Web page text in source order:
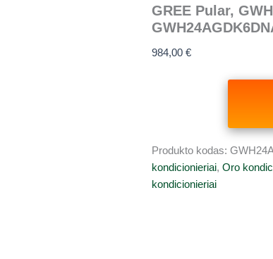
GREE Pular,
984,00€
Produkto kodas:
kondicionieriai,Oro
kondicionieriai